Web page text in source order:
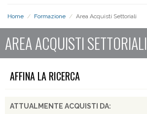
Home / Formazione / Area Acquisti Settoriali
AREA ACQUISTI SETTORIALI
AFFINA LA RICERCA
ATTUALMENTE ACQUISTI DA: